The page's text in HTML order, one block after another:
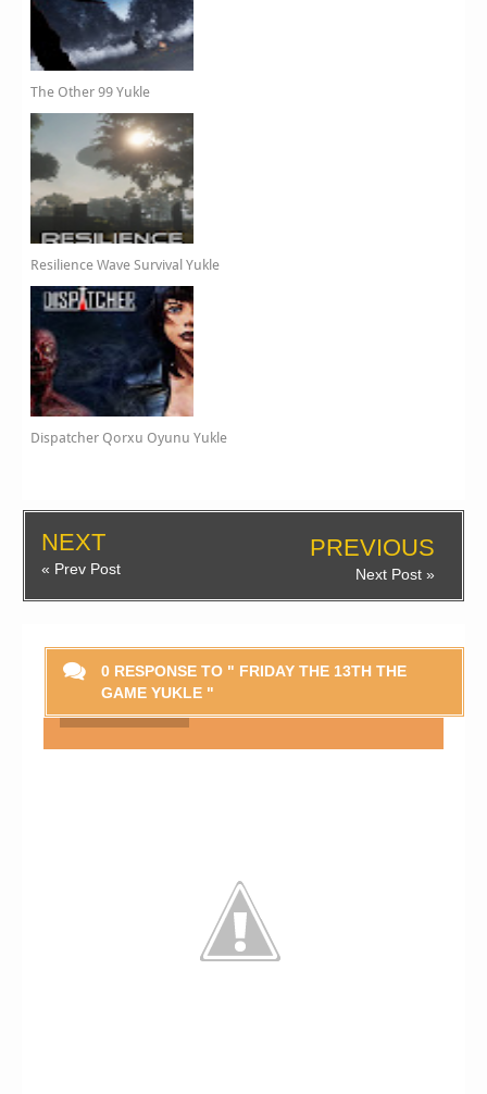
The Other 99 Yukle
Resilience Wave Survival Yukle
Dispatcher Qorxu Oyunu Yukle
NEXT
« Prev Post
PREVIOUS
Next Post »
0 RESPONSE TO " FRIDAY THE 13TH THE
GAME YUKLE "
Smaylikləri Göstər